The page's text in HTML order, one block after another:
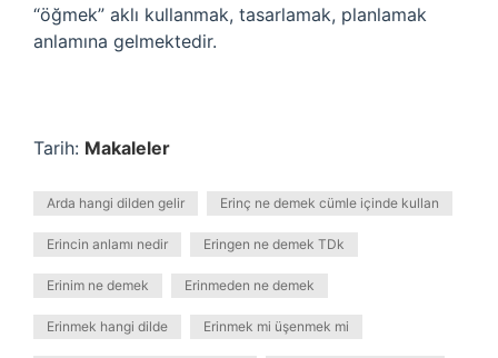
“öğmek” aklı kullanmak, tasarlamak, planlamak
anlamına gelmektedir.
Tarih: Makaleler
Arda hangi dilden gelir Erinç ne demek cümle içinde kullan
Erincin anlamı nedir Eringen ne demek TDk
Erinim ne demek Erinmeden ne demek
Erinmek hangi dilde Erinmek mi üşenmek mi